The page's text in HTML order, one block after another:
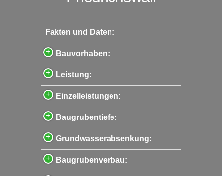
Fakten und Daten:
Bauvorhaben:
Leistung:
Einzelleistungen:
Baugrubentiefe:
Grundwasserabsenkung:
Baugrubenverbau: